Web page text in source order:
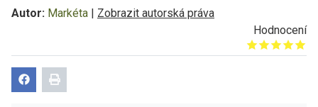
Autor: Markéta | Zobrazit autorská práva
Hodnocení
Give it 1/5
Give it 2/5
Give it 3/5
Give it 4/5
Give it 5/5